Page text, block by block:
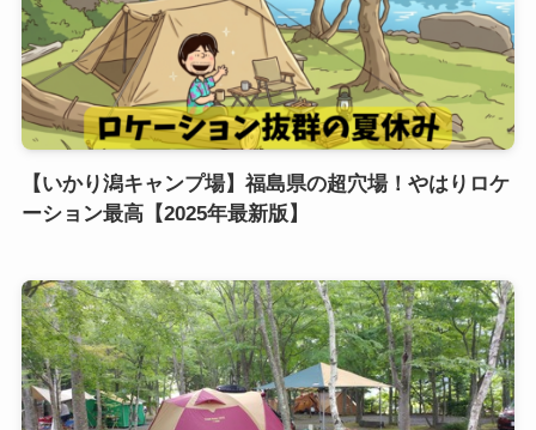
【いかり潟キャンプ場】福島県の超穴場！やはりロケ
ーション最高【2025年最新版】